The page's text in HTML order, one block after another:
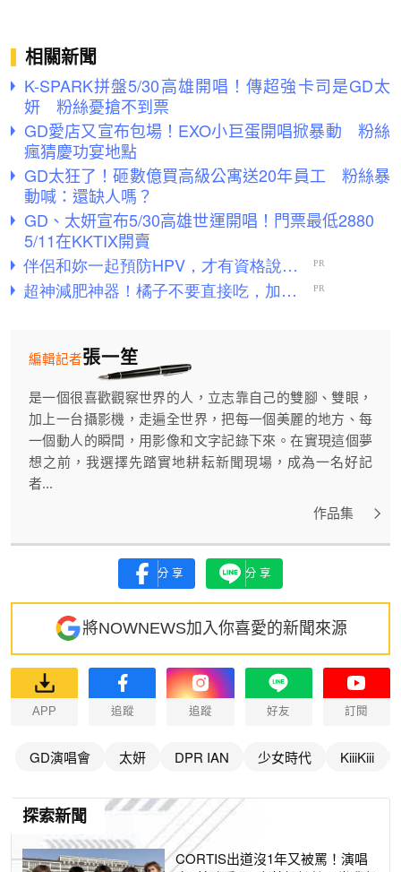
相關新聞
K-SPARK拼盤5/30高雄開唱！傳超強卡司是GD太
妍 粉絲憂搶不到票
GD愛店又宣布包場！EXO小巨蛋開唱掀暴動 粉絲
瘋猜慶功宴地點
GD太狂了！砸數億買高級公寓送20年員工 粉絲暴
動喊：還缺人嗎？
GD、太妍宣布5/30高雄世運開唱！門票最低2880
5/11在KKTIX開賣
張一笙
編輯記者
是一個很喜歡觀察世界的人，立志靠自己的雙腳、雙眼，
加上一台攝影機，走遍全世界，把每一個美麗的地方、每
一個動人的瞬間，用影像和文字記錄下來。在實現這個夢
想之前，我選擇先踏實地耕耘新聞現場，成為一名好記
者...
作品集
分享 分享
將NOWNEWS加入你喜愛的新聞來源
APP 追蹤 追蹤 好友 訂閱
GD演唱會 太妍 DPR IAN 少女時代 KiiiKiii
探索新聞
CORTIS出道沒1年又被罵！演唱